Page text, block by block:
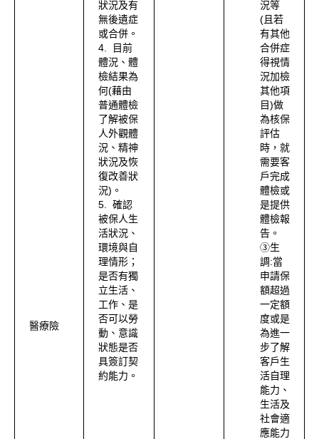
狀況及有
無後遺症
或合併。
4. 目前
體況、體
檢結果為
何(藉由
普通體檢
了解被保
人外觀體
況、精神
狀況及恢
復改善狀
況)。
5. 確認
被保人生
活狀況、
環境與自
理情形；
是否有獨
立生活、
工作、是
否可以勞
動、意識
狀態是否
具簽訂契
約能力。
況等
(且若
有其他
合併症
得視情
況加檢
其他項
目)做
為核保
評估
時，就
需要客
戶完成
體檢或
是提供
體檢報
告。
③生
調:當
申請保
額超過
一定額
度或是
為進一
步了解
客戶生
活自理
能力、
生活及
社會適
應能力
醫療險